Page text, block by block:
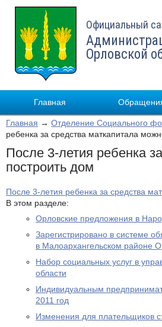
Официальный
Орловской
Главная
Главная → Отделение Социального
ребенка за средства маткапитала
После 3-летия ребенка
построить дом
После 3-летия ребенка за средства
В этом разделе:
Орловские предложения в
Зарегистрировано в системе
в Малоархангельском районе
Набор социальных услуг в
области
Индивидуальным
2011 год
Изменения для плательщиков